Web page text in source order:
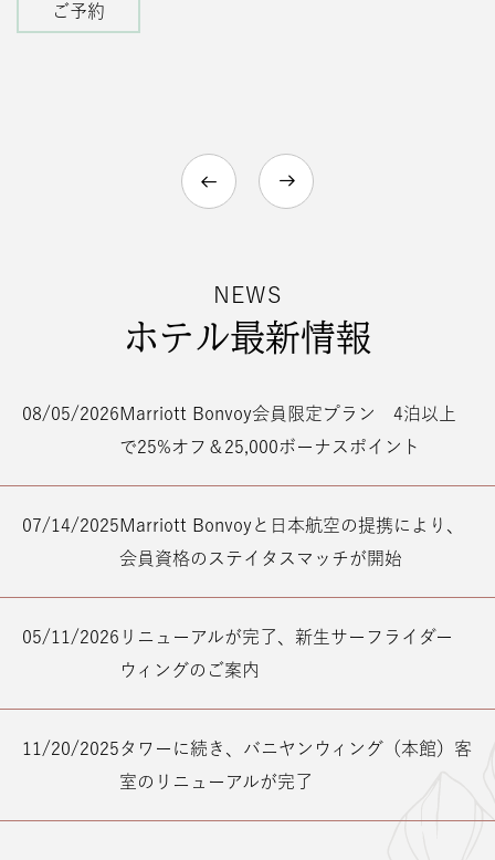
ご予約
NEWS
ホテル最新情報
08/05/2026Marriott Bonvoy会員限定プラン 4泊以上
で25%オフ＆25,000ボーナスポイント
07/14/2025Marriott Bonvoyと日本航空の提携により、
会員資格のステイタスマッチが開始
05/11/2026 リニューアルが完了、新生サーフライダー
ウィングのご案内
11/20/2025タワーに続き、バニヤンウィング（本館）客
室のリニューアルが完了